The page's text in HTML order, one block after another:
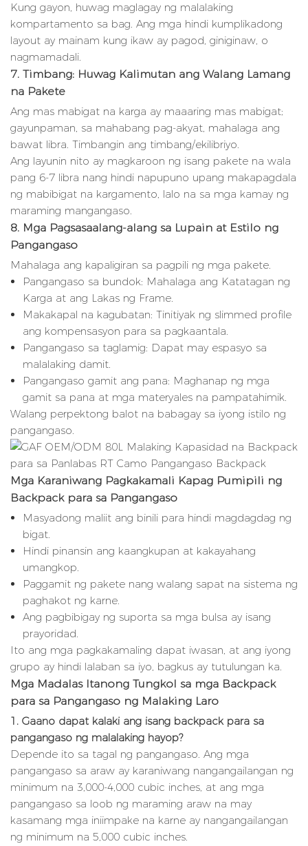
Kung gayon, huwag maglagay ng malalaking
kompartamento sa bag. Ang mga hindi kumplikadong
layout ay mainam kung ikaw ay pagod, giniginaw, o
nagmamadali.
7. Timbang: Huwag Kalimutan ang Walang Lamang
na Pakete
Ang mas mabigat na karga ay maaaring mas mabigat;
gayunpaman, sa mahabang pag-akyat, mahalaga ang
bawat libra. Timbangin ang timbang/ekilibriyo.
Ang layunin nito ay magkaroon ng isang pakete na wala
pang 6-7 libra nang hindi napupuno upang makapagdala
ng mabibigat na kargamento, lalo na sa mga kamay ng
maraming mangangaso.
8. Mga Pagsasaalang-alang sa Lupain at Estilo ng
Pangangaso
Mahalaga ang kapaligiran sa pagpili ng mga pakete.
Pangangaso sa bundok: Mahalaga ang Katatagan ng
Karga at ang Lakas ng Frame.
Makakapal na kagubatan: Tinitiyak ng slimmed profile
ang kompensasyon para sa pagkaantala.
Pangangaso sa taglamig: Dapat may espasyo sa
malalaking damit.
Pangangaso gamit ang pana: Maghanap ng mga
gamit sa pana at mga materyales na pampatahimik.
Walang perpektong balot na babagay sa iyong istilo ng
pangangaso.
Mga Karaniwang Pagkakamali Kapag Pumipili ng
Backpack para sa Pangangaso
Masyadong maliit ang binili para hindi magdagdag ng
bigat.
Hindi pinansin ang kaangkupan at kakayahang
umangkop.
Paggamit ng pakete nang walang sapat na sistema ng
paghakot ng karne.
Ang pagbibigay ng suporta sa mga bulsa ay isang
prayoridad.
Ito ang mga pagkakamaling dapat iwasan, at ang iyong
grupo ay hindi lalaban sa iyo, bagkus ay tutulungan ka.
Mga Madalas Itanong Tungkol sa mga Backpack
para sa Pangangaso ng Malaking Laro
1. Gaano dapat kalaki ang isang backpack para sa
pangangaso ng malalaking hayop?
Depende ito sa tagal ng pangangaso. Ang mga
pangangaso sa araw ay karaniwang nangangailangan ng
minimum na 3,000-4,000 cubic inches, at ang mga
pangangaso sa loob ng maraming araw na may
kasamang mga iniimpake na karne ay nangangailangan
ng minimum na 5,000 cubic inches.